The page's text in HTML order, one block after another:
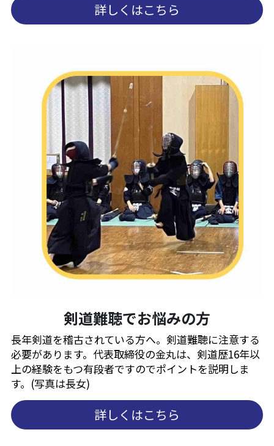
詳しくはこちら
剣道難聴でお悩みの方
長年剣道を稽古されている方へ。剣道難聴に注意する
必要があります。代表取締役の金丸は、剣道歴16年以
上の経験をもつ有段者ですのでポイントを説明しま
す。(写真は長女)
詳しくはこちら